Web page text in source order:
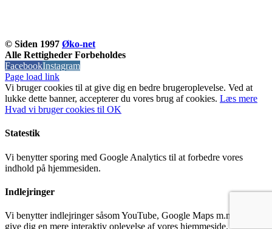
© Siden 1997 Øko-net
Alle Rettigheder Forbeholdes
FacebookInstagram
Page load link
Vi bruger cookies til at give dig en bedre brugeroplevelse. Ved at
lukke dette banner, accepterer du vores brug af ​​cookies. Læs mere
Hvad vi bruger cookies til OK
Statestik
Vi benytter sporing med Google Analytics til at forbedre vores
indhold på hjemmesiden.
Indlejringer
Vi benytter indlejringer såsom YouTube, Google Maps m.m til at
give dig en mere interaktiv oplevelse af vores hjemmeside.